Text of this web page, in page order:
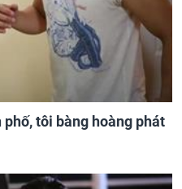
tôi bàng hoàng phát